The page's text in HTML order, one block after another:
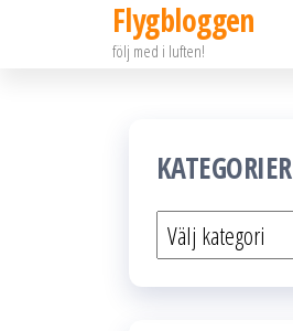
Flygbloggen
följ med i luften!
KATEGORIER
Kategorier